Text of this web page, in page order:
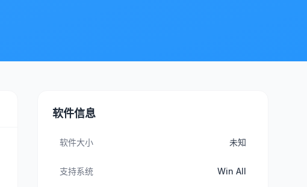
软件信息
软件大小 未知
支持系统 Win All